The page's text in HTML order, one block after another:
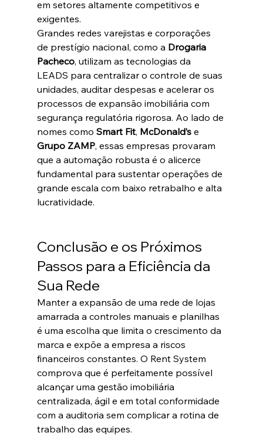
em setores altamente competitivos e
exigentes.
Grandes redes varejistas e corporações
de prestígio nacional, como a Drogaria
Pacheco, utilizam as tecnologias da
LEADS para centralizar o controle de suas
unidades, auditar despesas e acelerar os
processos de expansão imobiliária com
segurança regulatória rigorosa. Ao lado de
nomes como Smart Fit, McDonald’s e
Grupo ZAMP, essas empresas provaram
que a automação robusta é o alicerce
fundamental para sustentar operações de
grande escala com baixo retrabalho e alta
lucratividade.
Conclusão e os Próximos
Passos para a Eficiência da
Sua Rede
Manter a expansão de uma rede de lojas
amarrada a controles manuais e planilhas
é uma escolha que limita o crescimento da
marca e expõe a empresa a riscos
financeiros constantes. O Rent System
comprova que é perfeitamente possível
alcançar uma gestão imobiliária
centralizada, ágil e em total conformidade
com a auditoria sem complicar a rotina de
trabalho das equipes.